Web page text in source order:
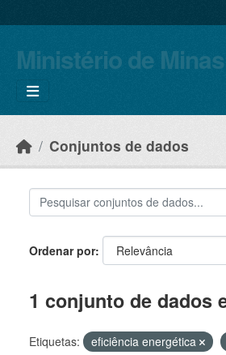
Ministério de
Conjuntos de dados
Ordenar por
1 conjunto de dados
Etiquetas: eficiência energética